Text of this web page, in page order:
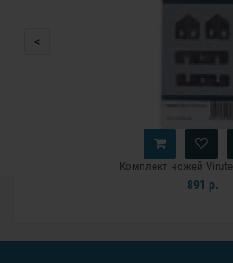
Комплект ножей
891 р.
<